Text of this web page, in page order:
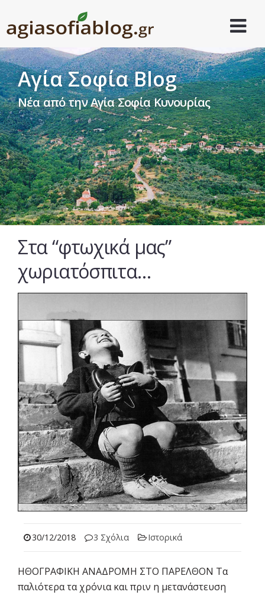
Αγία Σοφία Blog
Νέα από την Αγία Σοφία Κυνουρίας
Στα “φτωχικά μας”
χωριατόσπιτα…
30/12/2018 3 Σχόλια Ιστορικά
ΗΘΟΓΡΑΦΙΚΗ ΑΝΑΔΡΟΜΗ ΣΤΟ ΠΑΡΕΛΘΟΝ Τα
παλιότερα τα χρόνια και πριν η μετανάστευση